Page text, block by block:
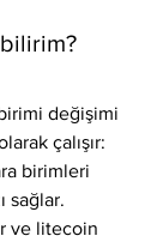
değişimi
çalışır:
birimleri
sağlar.
ve litecoin